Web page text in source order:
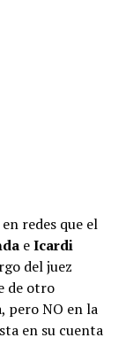
redes que el
eIcardi
del juez
de otro
pero NO en la
en su cuenta